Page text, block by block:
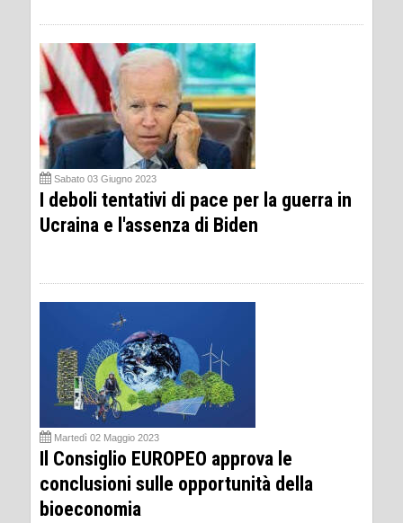
Sabato 03 Giugno 2023
I deboli tentativi di pace per la guerra in
Ucraina e l'assenza di Biden
Martedì 02 Maggio 2023
Il Consiglio EUROPEO approva le
conclusioni sulle opportunità della
bioeconomia